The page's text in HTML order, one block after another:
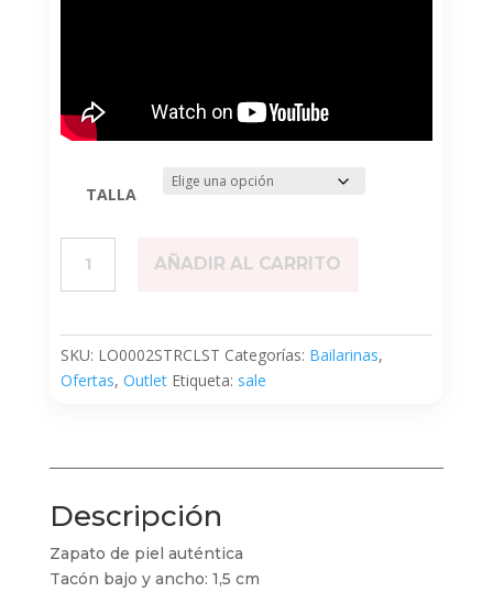
TALLA
Celeste
AÑADIR AL CARRITO
SKU: LO0002STRCLST Categorías: Bailarinas,
Ofertas, Outlet Etiqueta: sale
Descripción
Zapato de piel auténtica
Tacón bajo y ancho: 1,5 cm